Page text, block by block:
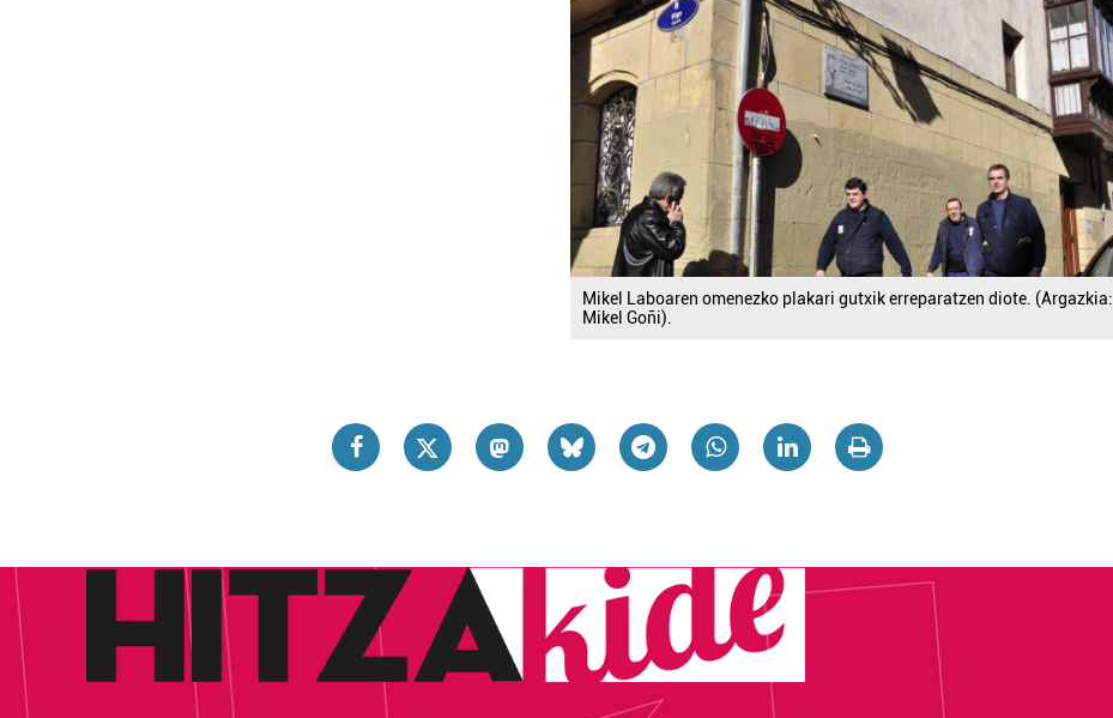
Mikel Laboaren omenezko plakari gutxik erreparatzen diote. (Argazkia:
Mikel Goñi).